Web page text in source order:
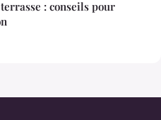
: conseils pour